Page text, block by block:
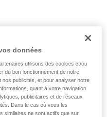
pour réaliser des
complément d’un
permet d’ajuster
longueur nécessaire, en
de travail, de manière à se
connecteur à grande
données
utilisons des cookies et/ou
du bon fonctionnement de notre
publicités, et pour analyser notre
quant à votre navigation
publicitaires et de réseaux
Dans le cas où vous les
similaires ne sont actifs que sur